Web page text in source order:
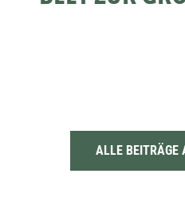
ALLE BEITRÄGE